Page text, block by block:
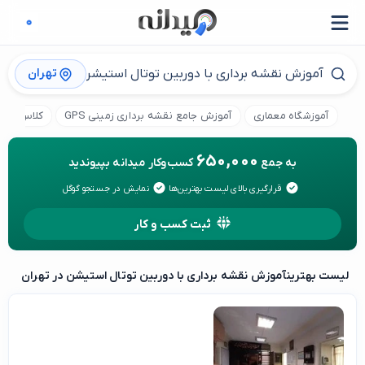
تهران
آموزشگاه معماری آموزش جامع نقشه برداری زمینی GPS کلاس
به جمع 650,000 کسب‌وکار میدانه بپیوندید
قرارگیری بالای لیست بهترین‌ها نمایش در جستجو گوگل
ثبت کسب و کار
لیست بهترینآموزش نقشه برداری با دوربین توتال استیشن در تهران